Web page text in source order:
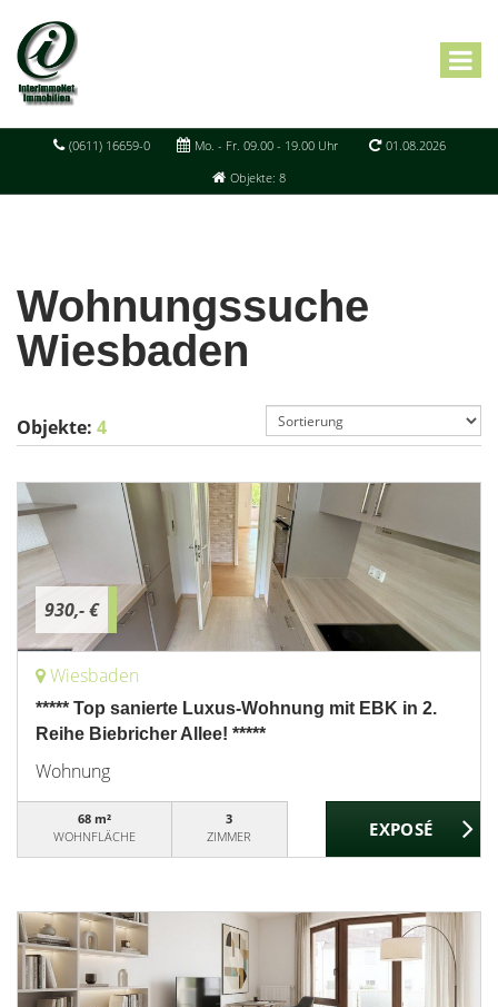
(0611) 16659-0 Mo. - Fr. 09.00 - 19.00 Uhr
01.08.2026
Objekte: 8
Wohnungssuche
Wiesbaden
Objekte: 4
930,- €
Wiesbaden
***** Top sanierte Luxus-Wohnung mit EBK in 2.
Reihe Biebricher Allee! *****
Wohnung
68 m²
WOHNFLÄCHE
3
ZIMMER